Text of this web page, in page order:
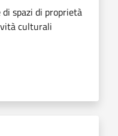
spazi di proprietà
culturali